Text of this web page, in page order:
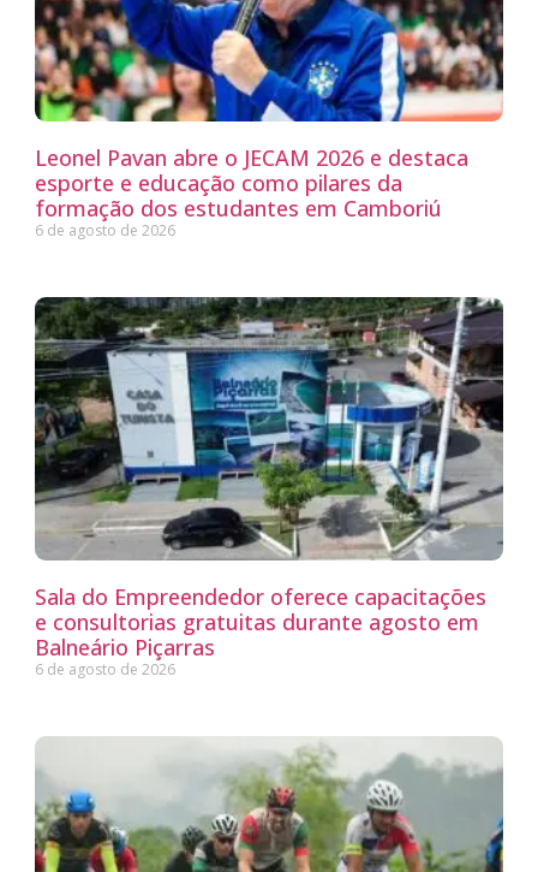
Leonel Pavan abre o JECAM 2026 e destaca
esporte e educação como pilares da
formação dos estudantes em Camboriú
6 de agosto de 2026
Sala do Empreendedor oferece capacitações
e consultorias gratuitas durante agosto em
Balneário Piçarras
6 de agosto de 2026